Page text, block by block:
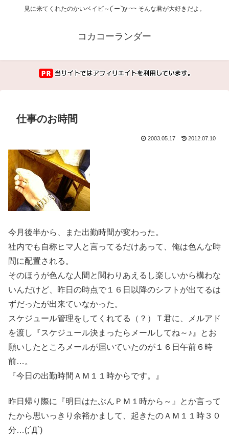
見に来てくれたのかいベイビ～(´ー`)y-~~ そんな君が大好きだよ。
コカコーランダー
仕事のお時間
2003.05.17 2012.07.10
今月後半から、また出勤時間が変わった。
社内でも自称ヒマ人と言ってるだけあって、俺は色んな時
間に配置される。
そのほうが色んな人間と関わりあえるし楽しいから構わな
いんだけど、昨日の時点で１６日以降のシフトが出てるは
ずだったが出来ていなかった。
スケジュール管理をしてくれてる（？）Ｔ君に、メルアド
を渡し『スケジュール決まったらメールしてね～♪』とお
願いしたところメールが届いていたのが１６日午前６時
前…。
『今日の出勤時間ＡＭ１１時からです。』
昨日帰り際に『明日はたぶんＰＭ１時から～』とか言って
たから思いっきり余裕かまして、起きたのＡＭ１１時３０
分…(;´Д`)